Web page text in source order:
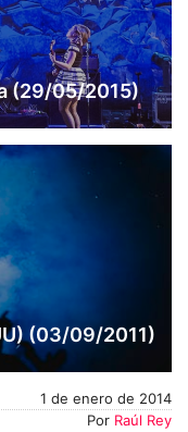
(29/05/2015)
(03/09/2011)
1 de enero de 2014
Por Raúl Rey